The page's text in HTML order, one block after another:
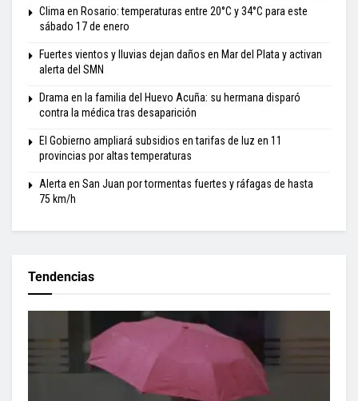
Clima en Rosario: temperaturas entre 20°C y 34°C para este
sábado 17 de enero
Fuertes vientos y lluvias dejan daños en Mar del Plata y activan
alerta del SMN
Drama en la familia del Huevo Acuña: su hermana disparó
contra la médica tras desaparición
El Gobierno ampliará subsidios en tarifas de luz en 11
provincias por altas temperaturas
Alerta en San Juan por tormentas fuertes y ráfagas de hasta
75 km/h
Tendencias